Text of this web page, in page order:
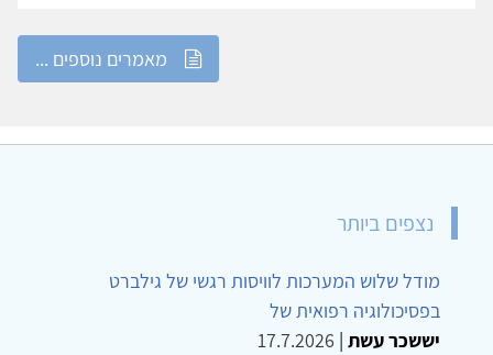
מאמרים נוספים ...
נצפים ביותר
מודל שלוש המערכות לוויסות רגשי של גילברט
בפסיכולוגיה רפואית של
יששכר עשת |
17.7.2026